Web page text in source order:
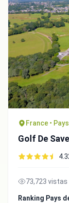
France •
Golf De
73,723 vistas
Ranking Pays